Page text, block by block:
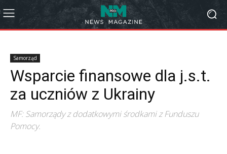
Samorząd
Wsparcie finansowe dla j.s.t.
za uczniów z Ukrainy
MF: Samorządy z dodatkowymi środkami z Funduszu
Pomocy.